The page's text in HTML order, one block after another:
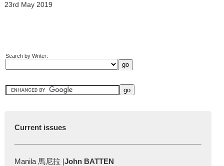
23rd May 2019
Search by Writer:
Current issues
Manila 馬尼拉 |John BATTEN